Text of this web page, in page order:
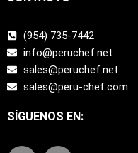
(954) 735-7442
info@peruchef.net
sales@peruchef.net
sales@peru-chef.com
SÍGUENOS EN: